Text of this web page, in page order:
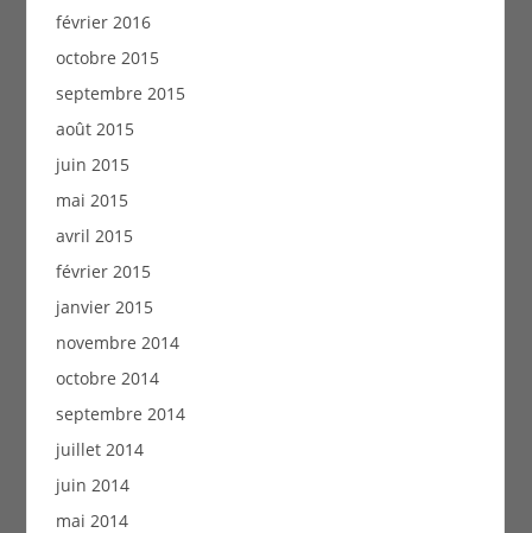
février 2016
octobre 2015
septembre 2015
août 2015
juin 2015
mai 2015
avril 2015
février 2015
janvier 2015
novembre 2014
octobre 2014
septembre 2014
juillet 2014
juin 2014
mai 2014